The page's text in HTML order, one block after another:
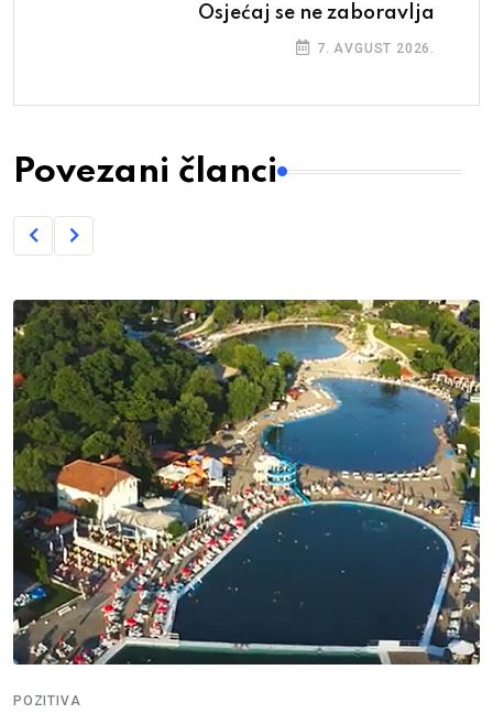
Osjećaj se ne zaboravlja
7. AVGUST 2026.
Povezani članci
POZITIVA